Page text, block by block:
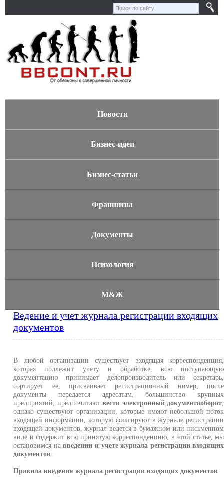
Новости
Бизнес-идеи
Бизнес-статьи
Франшизы
Документы
Психология
М&Ж
Ведение и учет журнала регистрации входящих
документов
В любой организации существует входящая корреспонденция,
которая подлежит учету и обработке, всю поступающую
документацию принимает делопроизводитель или секретарь,
сортирует ее, присваивает регистрационный номер, после
документы передается адресатам, большинство крупных
предприятий, предпочитаютвести электронный документооборот
однако существуют организации, которые имеют небольшой поток
входящей информации, которую фиксируют в журнале регистрации
входящей документов, журнал ведется в бумажном или письменном
виде и содержит всю принятую корреспонденцию, в этой статье, мы
остановимся навведении и учете журнала регистрации входящих
документов
Правила введения журнала регистрации входящих документов